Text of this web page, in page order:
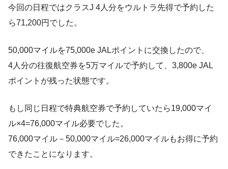
今回の日程ではクラスJ 4人分をウルトラ先得で予約した
ら71,200円でした。
50,000マイルを75,000e JALポイントに交換したので、
4人分の往復航空券を5万マイルで予約して、3,800e JAL
ポイントが残った状態です。
もし同じ日程で特典航空券で予約していたら19,000マイ
ル×4=76,000マイル必要でした。
76,000マイル－50,000マイル=26,000マイルもお得に予約
できたことになります。